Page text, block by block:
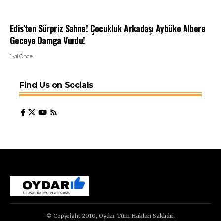
Edis’ten Sürpriz Sahne! Çocukluk Arkadaşı Aybüke Albere
Geceye Damga Vurdu!
1 yıl Önce
Find Us on Socials
© Copyright 2010, Oydar Tüm Hakları Saklıdır.